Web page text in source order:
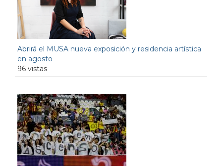
Abrirá el MUSA nueva exposición y residencia artística
en agosto
96 vistas